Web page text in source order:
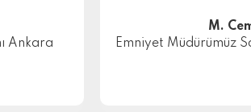
Ankara
M.
Emniyet Müdürümüz